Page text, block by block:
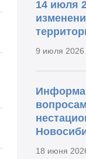
14 июля
9 июля 2026
18 июня